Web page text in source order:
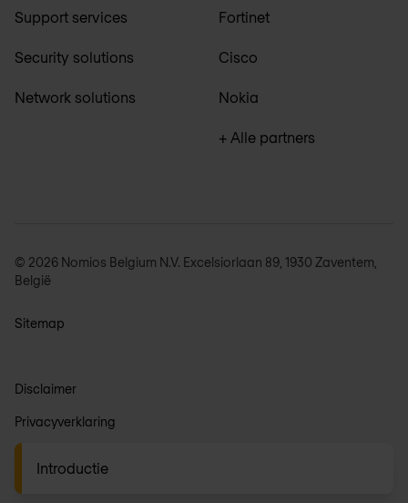
Introductie
Support services
Security solutions
Network solutions
Fortinet
Cisco
Nokia
+ Alle partners
© 2026 Nomios Belgium N.V. Excelsiorlaan 89, 1930 Zaventem,
België
Sitemap
Disclaimer
Privacyverklaring